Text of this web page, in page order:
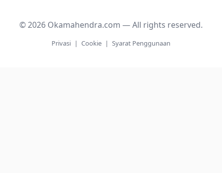
© 2026 Okamahendra.com — All rights reserved.
Privasi | Cookie | Syarat Penggunaan